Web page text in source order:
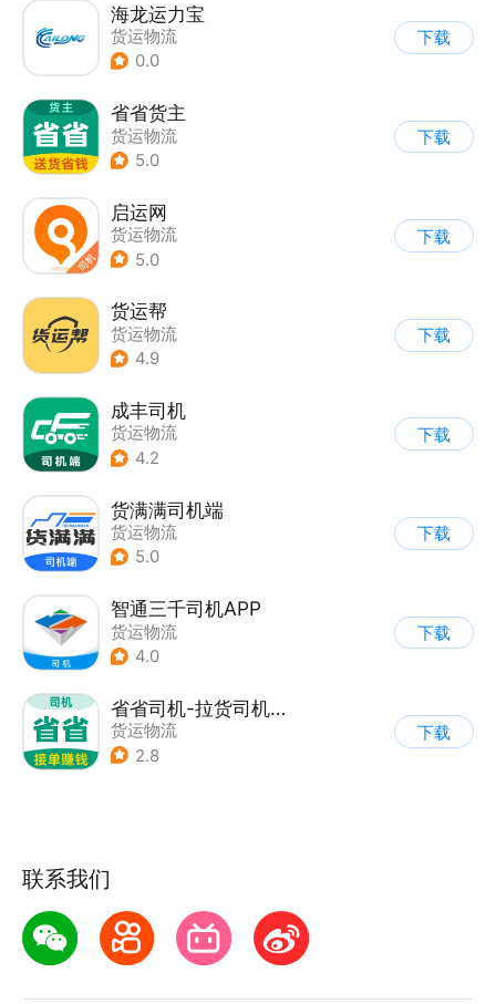
海龙运力宝
货运物流
0.0
下载
省省货主
货运物流
5.0
下载
启运网
货运物流
5.0
下载
货运帮
货运物流
4.9
下载
成丰司机
货运物流
4.2
下载
货满满司机端
货运物流
5.0
下载
智通三千司机APP
货运物流
4.0
下载
省省司机-拉货司机招募
货运物流
2.8
下载
联系我们